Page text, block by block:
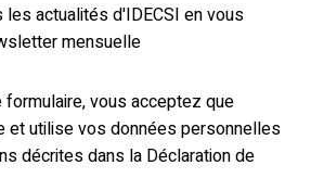
les actualités d'IDECSI en vous
mensuelle
formulaire, vous acceptez que
et utilise vos données personnelles
décrites dans la Déclaration de